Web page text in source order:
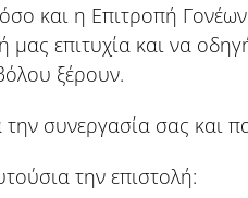
και η Επιτροπή
μας επιτυχία και να
ξέρουν.
συνεργασία σας και
την επιστολή: